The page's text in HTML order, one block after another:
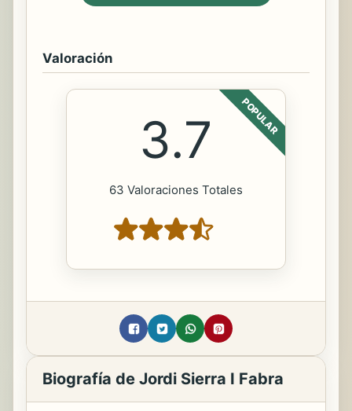
Valoración
POPULAR
3.7
63 Valoraciones Totales
Biografía de Jordi Sierra I Fabra